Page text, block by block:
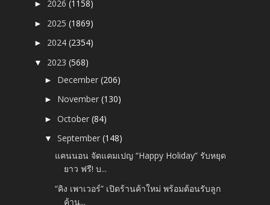
► 2026(1158)
► 2025(1869)
► 2024(2354)
▼ 2023(568)
► December(206)
► November(130)
►October(84)
▼September(148)
แคนนอน จัดแคมเปญ “Happy Holiday” รับหยุด
ยาว ฟรี! บ...
“คิง เพาเวอร์” เปิดร้านค้าใหม่ พร้อมต้อนรับลูก
ค้าน...